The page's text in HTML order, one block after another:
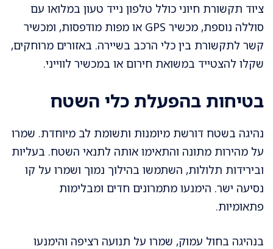
ציוד תקשורת חיוני כולל טלפון נייד טעון במלואו עם
סוללה נוספת, מכשיר GPS או מפות מודפסות, ומכשיר
קשר לתקשורת בין כלי הרכב בשיירה. באזורים מרוחקים,
שקלו להצטייד במשואת חירום או במכשיר לווייני.
בטיחות בהפעלת כלי השטח
נהיגה בשטח דורשת מיומנות ותשומת לב מיוחדת. שמרו
על מהירות מתונה והתאימו אותה לתנאי השטח. בעליות
ובירידות תלולות, השתמשו בהילוך נמוך ושמרו על קו
נסיעה ישר. הימנעו מתמרונים חדים ומבלימות
פתאומיות.
בנהיגה בחול עמוק, שמרו על תנועה רציפה והימנעו